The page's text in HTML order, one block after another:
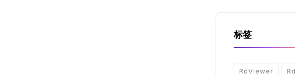
标签
RdViewer